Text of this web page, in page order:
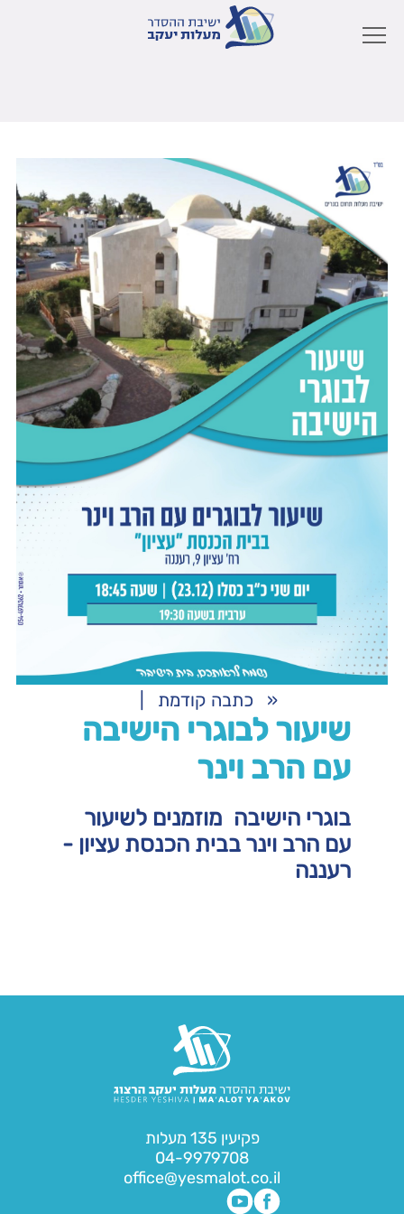
« כתבה קודמת
שיעור לבוגרי הישיבה
עם הרב וינר
בוגרי הישיבה מוזמנים לשיעור
עם הרב וינר בבית הכנסת עציון -
רעננה
פקיעין 135 מעלות
04-9979708
office@yesmalot.co.il